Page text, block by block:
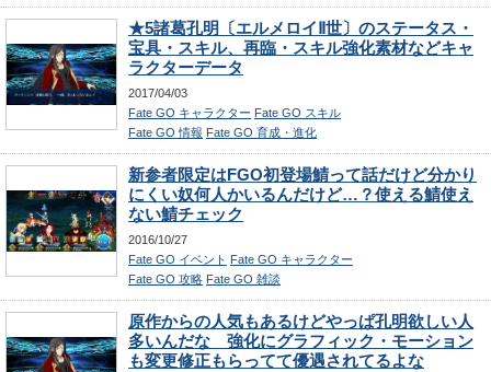
★5諸葛孔明〔エルメロイⅡ世〕のステータス・
宝具・スキル、再臨・スキル強化素材などキャ
ラクターデータ
2017/04/03
Fate GO キャラクター Fate GO スキル
Fate GO 情報 Fate GO 育成・進化
新参者限定はFGO初登場鯖って話だけど分かり
にくい奴何人かいるんだけど…？使える鯖使え
ない鯖チェック
2016/10/27
Fate GO イベント Fate GO キャラクター
Fate GO 攻略 Fate GO 雑談
原作からの人気もあるけどやっぱ孔明欲しい人
多いんだな 強化にグラフィック・モーション
も変更修正もらってて優遇されてるよな